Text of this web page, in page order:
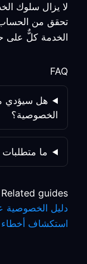
لا يزال سلوك
الخدمة كلٌّ على
FAQ
الخصوصية؟
ما متطلبات
Related guides
دليل الخصوصية
استكشاف أخطاء Clash وإصلاحها